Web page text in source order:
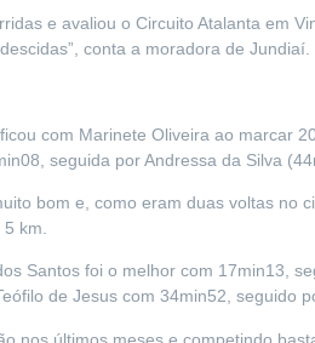
e avaliou o Circuito Atalanta em
conta a moradora de Jundiaí.
com Marinete Oliveira ao marcar
seguida por Andressa da Silva
bom e, como eram duas voltas no
5 km.
Santos foi o melhor com 17min13,
de Jesus com 34min52, seguido
nos últimos meses e competindo